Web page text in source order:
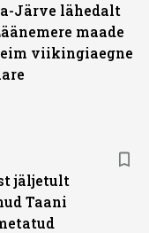
Järve lähedalt
maade
viikingiaegne
jäljetult
Taani